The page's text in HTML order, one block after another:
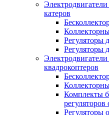
катеров
Регуляторы
Регуляторы
квадрокоптеров
Комплекты
регуляторов
Регуляторы